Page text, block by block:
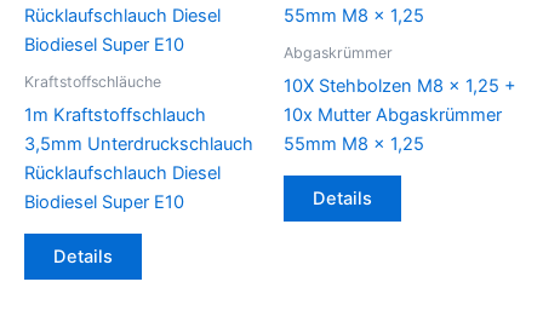
Kraftstoffschläuche
1m Kraftstoffschlauch
3,5mm Unterdruckschlauch
Rücklaufschlauch Diesel
Biodiesel Super E10
Details
Abgaskrümmer
10X Stehbolzen M8 x 1,25 +
10x Mutter Abgaskrümmer
55mm M8 x 1,25
Details